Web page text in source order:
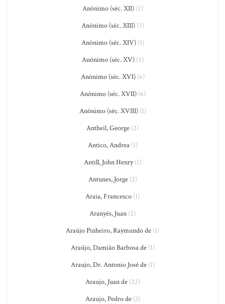
Anônimo (séc. XII)(2)
Anônimo (séc. XIII)(5)
Anônimo (séc. XIV)(1)
Anônimo (séc. XV)(5)
Anônimo (séc. XVI)(6)
Anônimo (séc. XVII)(6)
Anônimo (séc. XVIII)(1)
Antheil, George (2)
Antico, Andrea(1)
Antill, John Henry(1)
Antunes, Jorge(2)
Araia, Francesco (1)
Aranyés, Juan (2)
Araújo Pinheiro, Raymundo de (1)
Araújo, Damião Barbosa de(1)
Araujo, Dr. Antonio José de(1)
Araujo, Juan de(22)
Araujo, Pedro de(3)